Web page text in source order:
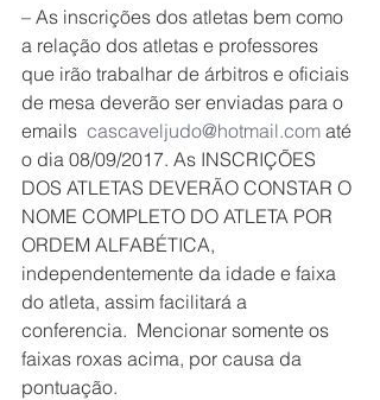
– As inscrições dos atletas bem como
a relação dos atletas e professores
que irão trabalhar de árbitros e oficiais
de mesa deverão ser enviadas para o
emails cascaveljudo@hotmail.com até
o dia 08/09/2017. As INSCRIÇÕES
DOS ATLETAS DEVERÃO CONSTAR O
NOME COMPLETO DO ATLETA POR
ORDEM ALFABÉTICA,
independentemente da idade e faixa
do atleta, assim facilitará a
conferencia.  Mencionar somente os
faixas roxas acima, por causa da
pontuação.